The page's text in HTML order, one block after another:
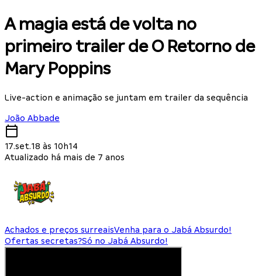
A magia está de volta no
primeiro trailer de O Retorno de
Mary Poppins
Live-action e animação se juntam em trailer da sequência
João Abbade
17.set.18 às 10h14
Atualizado há mais de 7 anos
Achados e preços surreaisVenha para o Jabá Absurdo!
Ofertas secretas?Só no Jabá Absurdo!